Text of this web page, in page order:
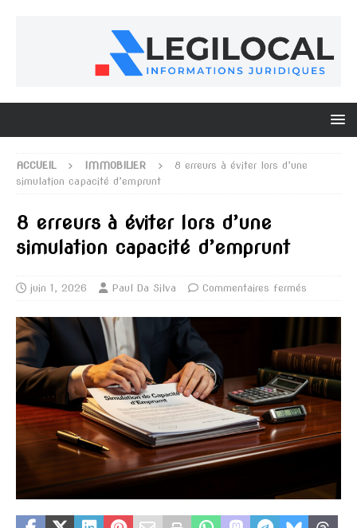
ACCUEIL IMMOBILIER
8 erreurs à éviter lors d’une
simulation capacité d’emprunt
8 erreurs à éviter lors d’une
simulation capacité d’emprunt
juin 1, 2026 Paul Da Silva Commentaires fermés